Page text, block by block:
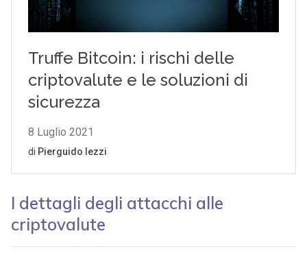
I dettagli degli attacchi alle
criptovalute